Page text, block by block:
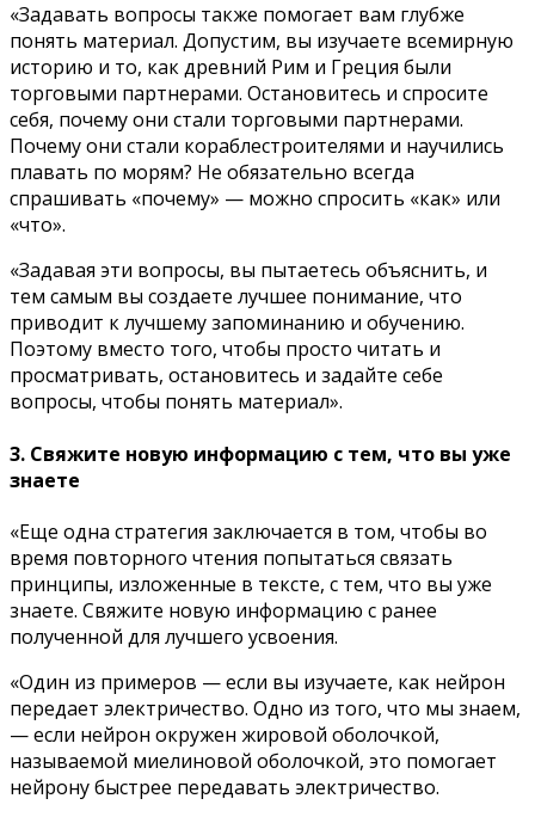
«Задавать вопросы также помогает вам глубже
понять материал. Допустим, вы изучаете всемирную
историю и то, как древний Рим и Греция были
торговыми партнерами. Остановитесь и спросите
себя, почему они стали торговыми партнерами.
Почему они стали кораблестроителями и научились
плавать по морям? Не обязательно всегда
спрашивать «почему» — можно спросить «как» или
«что».
«Задавая эти вопросы, вы пытаетесь объяснить, и
тем самым вы создаете лучшее понимание, что
приводит к лучшему запоминанию и обучению.
Поэтому вместо того, чтобы просто читать и
просматривать, остановитесь и задайте себе
вопросы, чтобы понять материал».
3. Свяжите новую информацию с тем, что вы уже
знаете
«Еще одна стратегия заключается в том, чтобы во
время повторного чтения попытаться связать
принципы, изложенные в тексте, с тем, что вы уже
знаете. Свяжите новую информацию с ранее
полученной для лучшего усвоения.
«Один из примеров — если вы изучаете, как нейрон
передает электричество. Одно из того, что мы знаем,
— если нейрон окружен жировой оболочкой,
называемой миелиновой оболочкой, это помогает
нейрону быстрее передавать электричество.